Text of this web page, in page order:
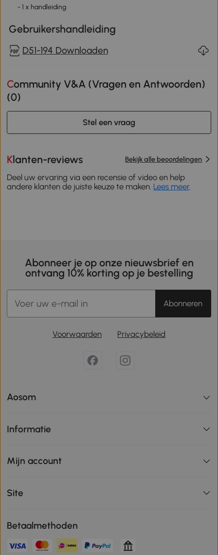
- 1 x handleiding
Gebruikershandleiding
D51-194 Downloaden
Community V&A (Vragen en Antwoorden)
(0)
Stel een vraag
Klanten-reviews Bekijk alle beoordelingen
Deel uw ervaring via een recensie of video en help
andere klanten de juiste keuze te maken. Lees meer.
Abonneer je op onze nieuwsbrief en
ontvang 10% korting op je bestelling
Abonneren
Voorwaarden Privacybeleid
Aosom
Informatie
Mijn account
Site
Betaalmethoden